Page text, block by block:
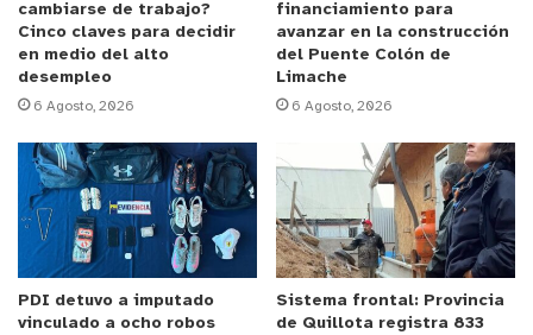
destacando el carácter familiar de la actividad y el
sentido solidario del aporte voluntario, que busca
apoyar el trabajo territorial desarrollado en el
sector.
y tú, ¿qué opinas?
cambiarse de trabajo?
Cinco claves para decidir
en medio del alto
desempleo
6 Agosto, 2026
financiamiento para
avanzar en la construcción
del Puente Colón de
Limache
6 Agosto, 2026
PDI detuvo a imputado
vinculado a ocho robos
Sistema frontal: Provincia
de Quillota registra 833